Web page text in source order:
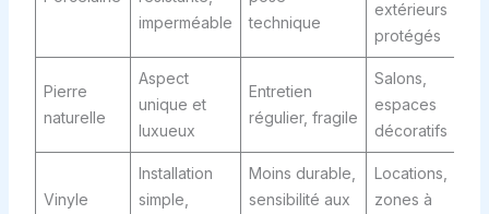
imperméable
technique
extérieurs
protégés
Pierre
naturelle
Aspect
unique et
luxueux
Entretien
régulier, fragile
Salons,
espaces
décoratifs
Vinyle
Installation
simple,
Moins durable,
sensibilité aux
Locations,
zones à